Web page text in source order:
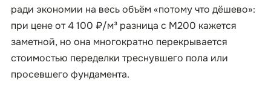
ради экономии на весь объём «потому что дёшево»:
при цене от 4 100 ₽/м³ разница с М200 кажется
заметной, но она многократно перекрывается
стоимостью переделки треснувшего пола или
просевшего фундамента.